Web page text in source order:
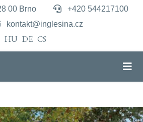
00 Brno
+420 544217100
kontakt@inglesina.cz
HU DE CS